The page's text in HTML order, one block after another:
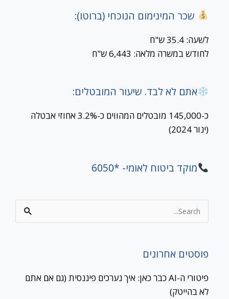
שכר המינימום הנוכחי (ברוטו):
לשעה: 35.4 ש"ח
לחודש במשרה מלאה: 6,443 ש"ח
אתם לא לבד. שיעור המובטלים:
כ-145,000 מובטלים המהווים כ-3.2% אחוזי אבטלה
(ינור 2024)
מוקד ביטוח לאומי- *6050
Search
for:
פוסטים אחרונים
פיטורי ה-AI כבר כאן: איך נערכים פיננסית (גם אם אתם
לא בהייטק)